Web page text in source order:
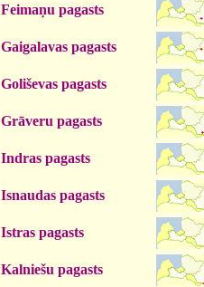
Feimaņu pagasts
Gaigalavas pagasts
Goliševas pagasts
Grāveru pagasts
Indras pagasts
Isnaudas pagasts
Istras pagasts
Kalniešu pagasts